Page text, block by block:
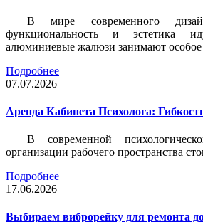
В мире современного
функциональность и эстетика
алюминиевые жалюзи занимают особое
Подробнее
07.07.2026
Аренда Кабинета Психолога:
В современной
организации рабочего пространства
Подробнее
17.06.2026
Выбираем виброрейку для ремонта